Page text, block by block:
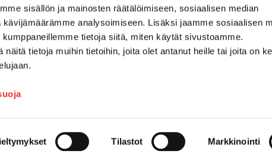
sisällön ja mainosten räätälöimiseen, sosiaalisen median
analysoimiseen. Lisäksi jaamme sosiaalisen
tietoja siitä, miten käytät sivustoamme.
näitä tietoja muihin tietoihin, joita olet antanut heille tai joita on
Tilastot Markkinointi
Yritysesittely
Yhteystiedot
Huolto ja korjaamo
Ajankohtaista